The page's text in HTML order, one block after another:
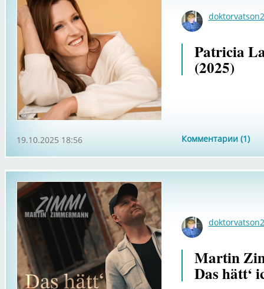
Patricia
(2025)
Комментарии (1)
19.10.2025 18:56
Martin
Das hätt‘